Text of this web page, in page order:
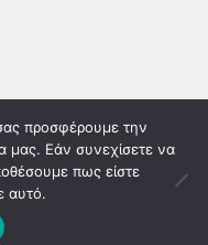
με το
προσφέρουμε την
μας. Εάν συνεχίσετε να
πως είστε
αυτό.